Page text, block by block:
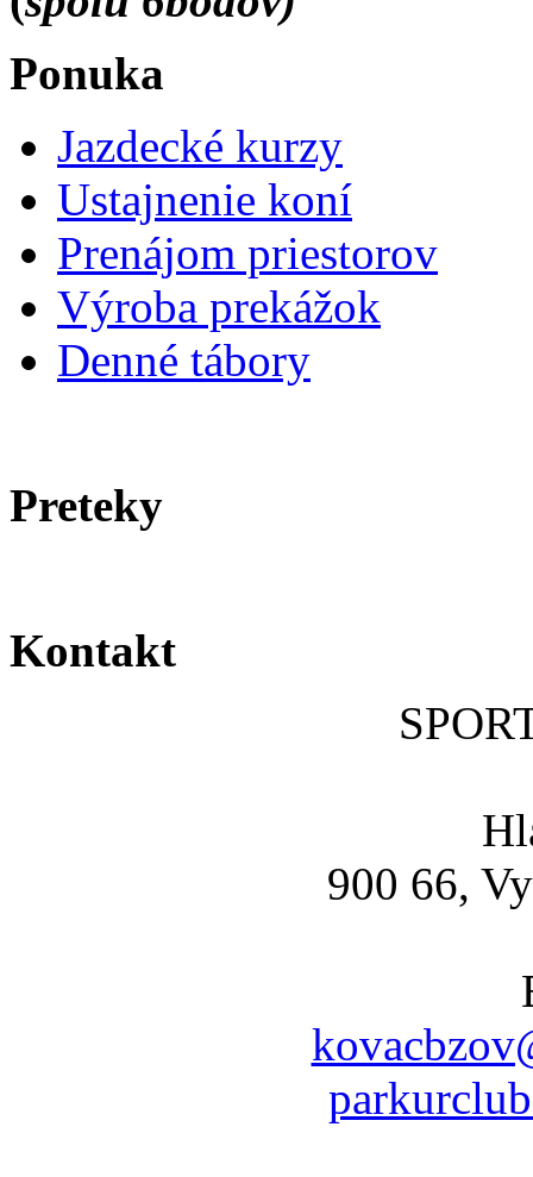
Ponuka
Jazdecké kurzy
Ustajnenie koní
Prenájom priestorov
Výroba prekážok
Denné tábory
Preteky
Kontakt
900 66,